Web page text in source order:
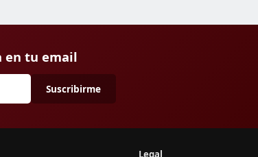
en tu email
Suscribirme
Legal